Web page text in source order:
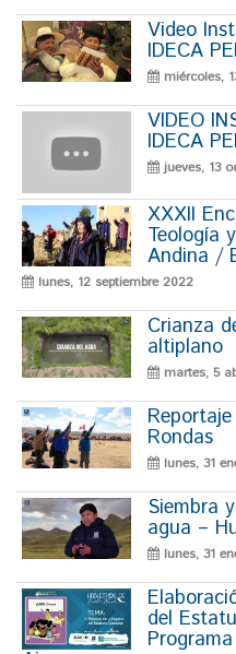
Video
IDECA
miércoles,
VIDEO
IDECA
jueves, 13
XXXII
Teología
Andina /
lunes, 12 septiembre 2022
Crianza
altiplano
martes, 5
Rondas
lunes, 31
Siembra
agua –
lunes, 31
del